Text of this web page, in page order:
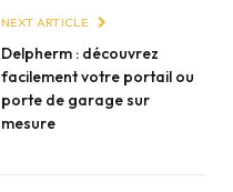
NEXT ARTICLE
Delpherm : découvrez
facilement votre portail ou
porte de garage sur
mesure